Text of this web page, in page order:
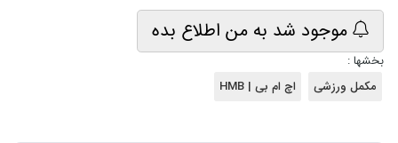
موجود شد به من اطلاع بده
بخشها :
مکمل ورزشی
اچ ام بی | HMB